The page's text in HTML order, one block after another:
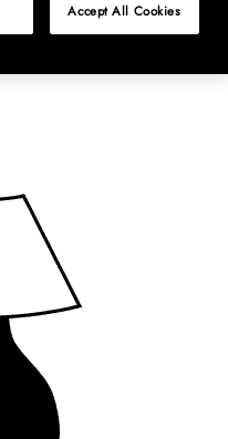
Accept All Cookies